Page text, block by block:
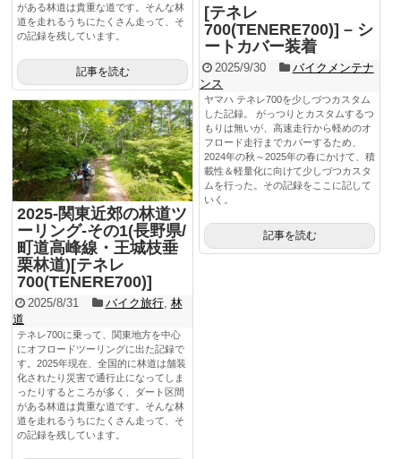
がある林道は貴重な道です。そんな林
道を走れるうちにたくさん走って、そ
の記録を残しています。
記事を読む
[テネレ
700(TENERE700)] – シ
ートカバー装着
2025/9/30
バイクメンテナ
ンス
ヤマハ テネレ700を少しづつカスタム
した記録。 がっつりとカスタムするつ
もりは無いが、高速走行から軽めのオ
フロード走行までカバーするため、
2024年の秋～2025年の春にかけて、積
載性＆軽量化に向けて少しづつカスタ
ムを行った。その記録をここに記して
いく。
記事を読む
2025-関東近郊の林道ツ
ーリング-その1(長野県/
町道高峰線・王城枝垂
栗林道)[テネレ
700(TENERE700)]
2025/8/31 バイク旅行, 林
道
テネレ700に乗って、関東地方を中心
にオフロードツーリングに出た記録で
す。2025年現在、全国的に林道は舗装
化されたり災害で通行止になってしま
ったりするところが多く、ダート区間
がある林道は貴重な道です。そんな林
道を走れるうちにたくさん走って、そ
の記録を残しています。